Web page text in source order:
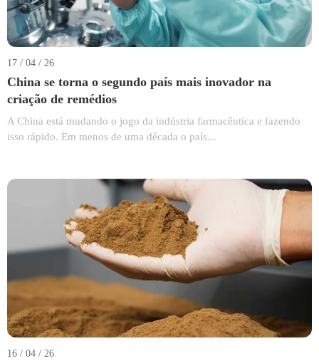
17 / 04 / 26
China se torna o segundo país mais inovador na
criação de remédios
A China está mudando o jogo da indústria farmacêutica e fazendo
isso rápido. Em menos de uma década o país...
16 / 04 / 26